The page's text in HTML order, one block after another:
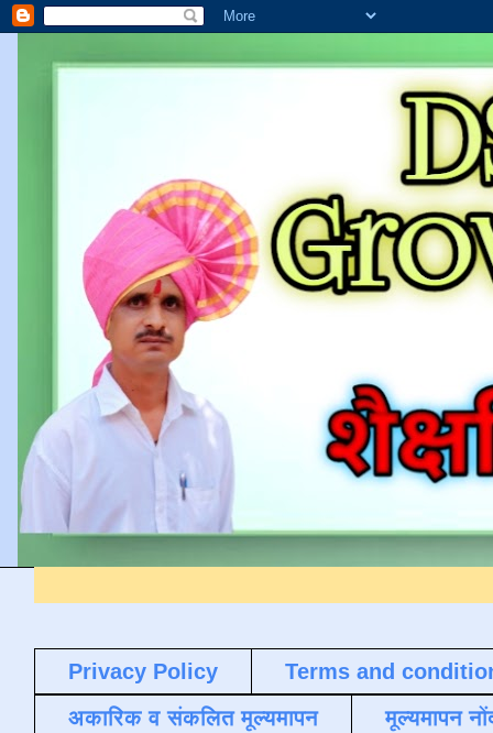
Privacy Policy
Terms and
अकारिक व संकलित मूल्यमापन
मूल्यमापन